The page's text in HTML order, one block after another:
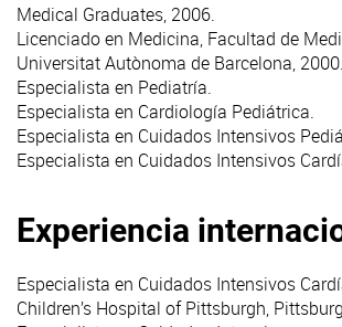
Medical Graduates, 2006.
Licenciado en Medicina, Facultad de
Universitat Autònoma de Barcelona, 2000.
Especialista en Pediatría.
Especialista en Cardiología Pediátrica.
Especialista en Cuidados Intensivos
Especialista en Cuidados Intensivos
Experiencia
Especialista en Cuidados Intensivos
Children’s Hospital of Pittsburgh,